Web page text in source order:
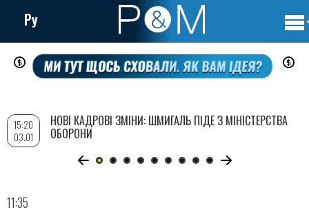
Перейти
до
вмісту
Ру
11:35
15:20
03.01
НОВІ КАДРОВІ ЗМІНИ: ШМИГАЛЬ ПІДЕ З МІНІСТЕРСТВА
ОБОРОНИ